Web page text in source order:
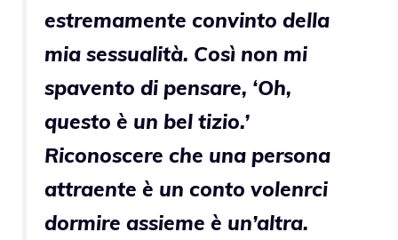
estremamente convinto della
mia sessualità. Così non mi
spavento di pensare, ‘Oh,
questo è un bel tizio.’
Riconoscere che una persona
attraente è un conto volenrci
dormire assieme è un’altra.